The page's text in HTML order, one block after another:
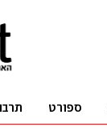
ספורט